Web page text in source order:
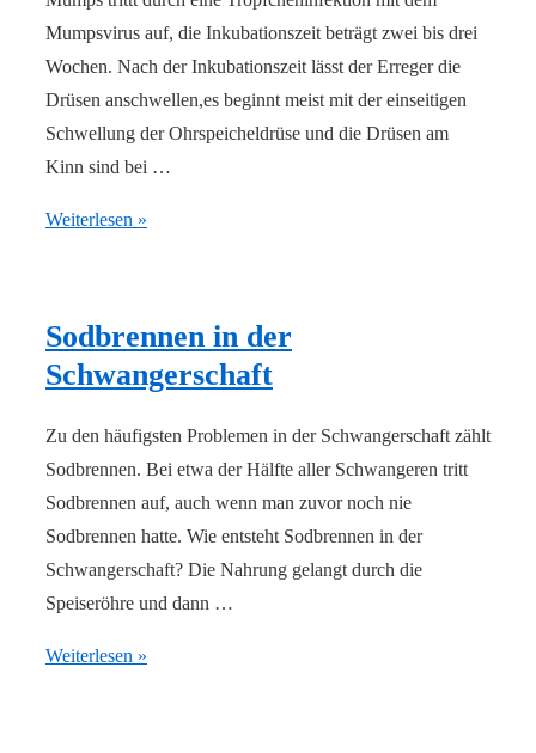
Mumpsvirus auf, die Inkubationszeit beträgt zwei bis drei
Wochen. Nach der Inkubationszeit lässt der Erreger die
Drüsen anschwellen,es beginnt meist mit der einseitigen
Schwellung der Ohrspeicheldrüse und die Drüsen am
Kinn sind bei …
Mumps
Weiterlesen »
Sodbrennen in der
Schwangerschaft
Zu den häufigsten Problemen in der Schwangerschaft zählt
Sodbrennen. Bei etwa der Hälfte aller Schwangeren tritt
Sodbrennen auf, auch wenn man zuvor noch nie
Sodbrennen hatte. Wie entsteht Sodbrennen in der
Schwangerschaft? Die Nahrung gelangt durch die
Speiseröhre und dann …
Sodbrennen
Weiterlesen »